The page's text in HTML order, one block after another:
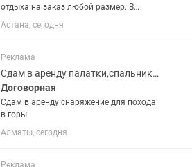
отдыха на заказ любой размер. В
наличии и на заказ . Тенты в наличии 2
вида боковой и на заднюю дверь
и передние для тента...
Астана, сегодня
Реклама
Сдам в аренду палатки,спальники,рюкзаки
Договорная
Сдам в аренду снаряжение для похода
в горы
Алматы, сегодня
Реклама